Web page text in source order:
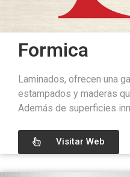
Formica
Laminados, ofrecen una
estampados y maderas
Además de superficies
Visitar Web